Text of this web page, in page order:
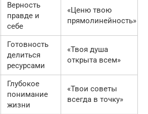
Верность
правде и
себе
«Ценю твою
прямолинейность»
Готовность
делиться
ресурсами
«Твоя душа
открыта всем»
Глубокое
понимание
жизни
«Твои советы
всегда в точку»